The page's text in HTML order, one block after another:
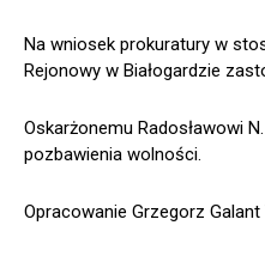
Na wniosek prokuratury w
Rejonowy w Białogardzie
Oskarżonemu Radosławowi
pozbawienia wolności.
Opracowanie Grzegorz